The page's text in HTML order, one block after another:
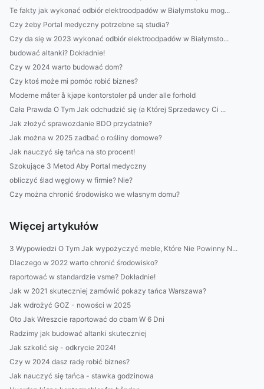
Te fakty jak wykonać odbiór elektroodpadów w Białymstoku mog...
Czy żeby Portal medyczny potrzebne są studia?
Czy da się w 2023 wykonać odbiór elektroodpadów w Białymsto...
budować altanki? Dokładnie!
Czy w 2024 warto budować dom?
Czy ktoś może mi pomóc robić biznes?
Moderne måter å kjøpe kontorstoler på under alle forhold
Cała Prawda O Tym Jak odchudzić się (a Której Sprzedawcy Ci ...
Jak złożyć sprawozdanie BDO przydatnie?
Jak można w 2025 zadbać o rośliny domowe?
Jak nauczyć się tańca na sto procent!
Szokujące 3 Metod Aby Portal medyczny
obliczyć ślad węglowy w firmie? Nie?
Czy można chronić środowisko we własnym domu?
Więcej artykułów
3 Wypowiedzi O Tym Jak wypożyczyć meble, Które Nie Powinny N...
Dlaczego w 2022 warto chronić środowisko?
raportować w standardzie vsme? Dokładnie!
Jak w 2021 skuteczniej zamówić pokazy tańca Warszawa?
Jak wdrożyć GOZ - nowości w 2025
Oto Jak Wreszcie raportować do cbam W 6 Dni
Radzimy jak budować altanki skuteczniej
Jak szkolić się - odkrycie 2024!
Czy w 2024 dasz radę robić biznes?
Jak nauczyć się tańca - stawka godzinowa